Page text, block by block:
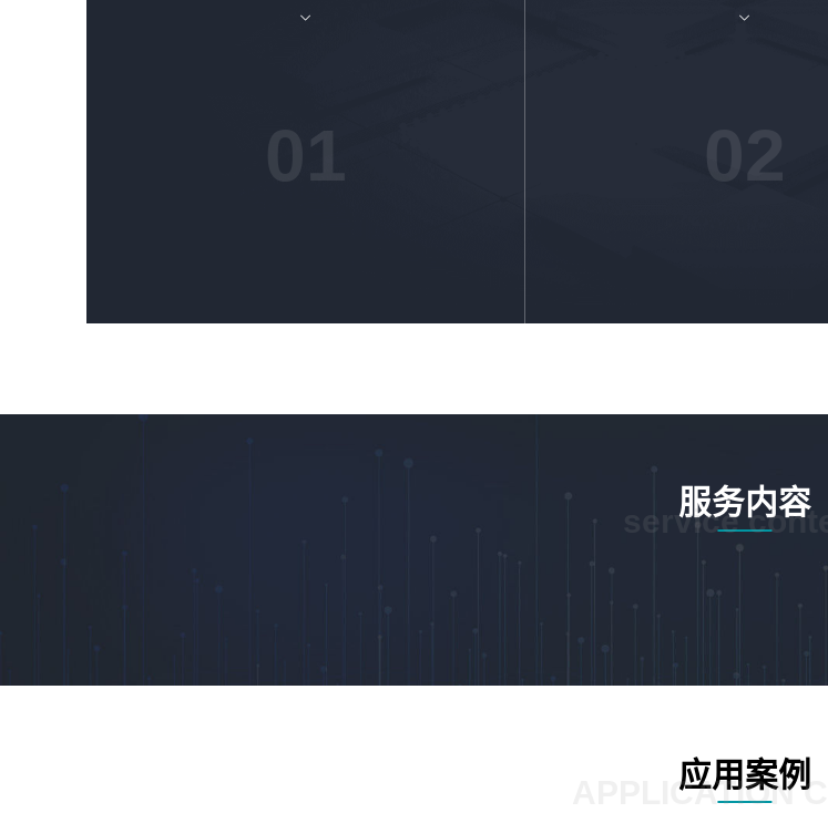
01 02
服务内容
service
应用案例
APPLICATION